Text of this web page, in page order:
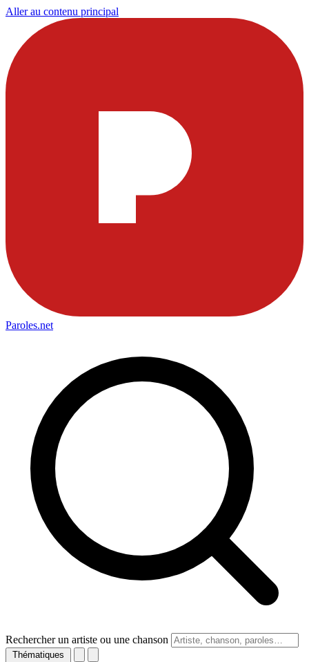
Aller au contenu principal
Paroles.net
Rechercher un artiste ou une chanson
Thématiques